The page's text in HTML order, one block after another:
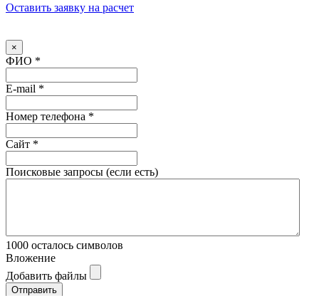
Оставить заявку на расчет
×
ФИО *
E-mail *
Номер телефона *
Сайт *
Поисковые запросы (если есть)
1000 осталось символов
Вложение
Добавить файлы
Отправить